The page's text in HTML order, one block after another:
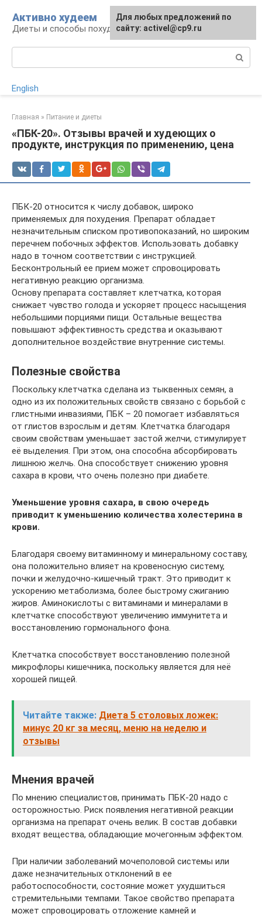
контенту
Активно худеем
Диеты и способы похудения
English
Главная » Питание и диеты
«ПБК-20». Отзывы врачей и худеющих о
продукте, инструкция по применению, цена
ПБК-20 относится к числу добавок, широко
применяемых для похудения. Препарат обладает
незначительным списком противопоказаний, но широким
перечнем побочных эффектов. Использовать добавку
надо в точном соответствии с инструкцией.
Бесконтрольный ее прием может спровоцировать
негативную реакцию организма.
Основу препарата составляет клетчатка, которая
снижает чувство голода и ускоряет процесс насыщения
небольшими порциями пищи. Остальные вещества
повышают эффективность средства и оказывают
дополнительное воздействие внутренние системы.
Полезные свойства
Поскольку клетчатка сделана из тыквенных семян, а
одно из их положительных свойств связано с борьбой с
глистными инвазиями, ПБК – 20 помогает избавляться
от глистов взрослым и детям. Клетчатка благодаря
своим свойствам уменьшает застой желчи, стимулирует
её выделения. При этом, она способна абсорбировать
лишнюю желчь. Она способствует снижению уровня
сахара в крови, что очень полезно при диабете.
Уменьшение уровня сахара, в свою очередь
приводит к уменьшению количества холестерина в
крови.
Благодаря своему витаминному и минеральному составу,
она положительно влияет на кровеносную систему,
почки и желудочно-кишечный тракт. Это приводит к
ускорению метаболизма, более быстрому сжиганию
жиров. Аминокислоты с витаминами и минералами в
клетчатке способствуют увеличению иммунитета и
восстановлению гормонального фона.
Клетчатка способствует восстановлению полезной
микрофлоры кишечника, поскольку является для неё
хорошей пищей.
Читайте также: Диета 5 столовых ложек:
минус 20 кг за месяц, меню на неделю и
отзывы
Мнения врачей
По мнению специалистов, принимать ПБК-20 надо с
осторожностью. Риск появления негативной реакции
организма на препарат очень велик. В состав добавки
входят вещества, обладающие мочегонным эффектом.
При наличии заболеваний мочеполовой системы или
даже незначительных отклонений в ее
работоспособности, состояние может ухудшиться
стремительными темпами. Такое свойство препарата
может спровоцировать отложение камней и
Для любых предложений по
сайту: activel@cp9.ru